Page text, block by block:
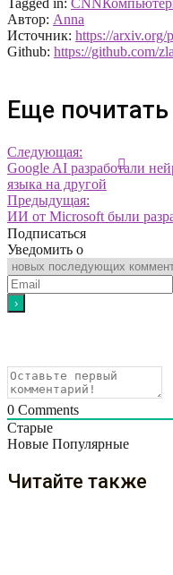
Автор: Anna
Источник: https://arxiv.org/
Github: https://github.com/
Еще почитать
Следующая:
Google AI разработали
языка на другой
Предыдущая:
ИИ от Microsoft были
Подписаться
Уведомить о
0 Comments
Старые
Новые Популярные
Читайте также